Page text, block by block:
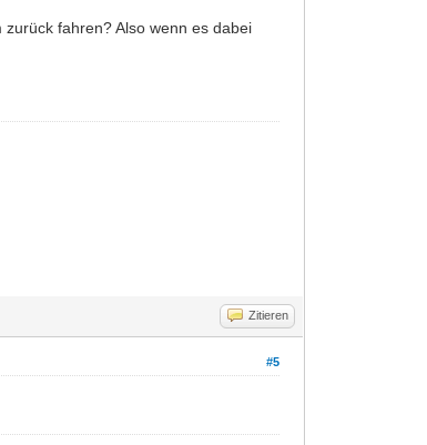
fahren? Also wenn es dabei
Zitieren
#5